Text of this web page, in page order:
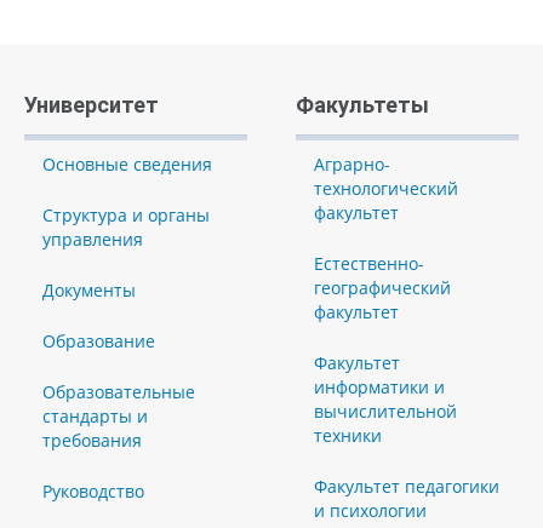
Университет
Основные сведения
Структура и органы
управления
Документы
Образование
Образовательные
стандарты и
требования
Руководство
Факультеты
Аграрно-
технологический
факультет
Естественно-
географический
факультет
Факультет
информатики и
вычислительной
техники
Факультет педагогики
и психологии